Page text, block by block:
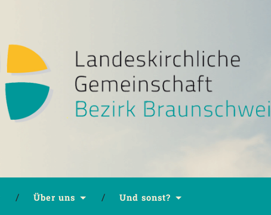
Über uns Und sonst?